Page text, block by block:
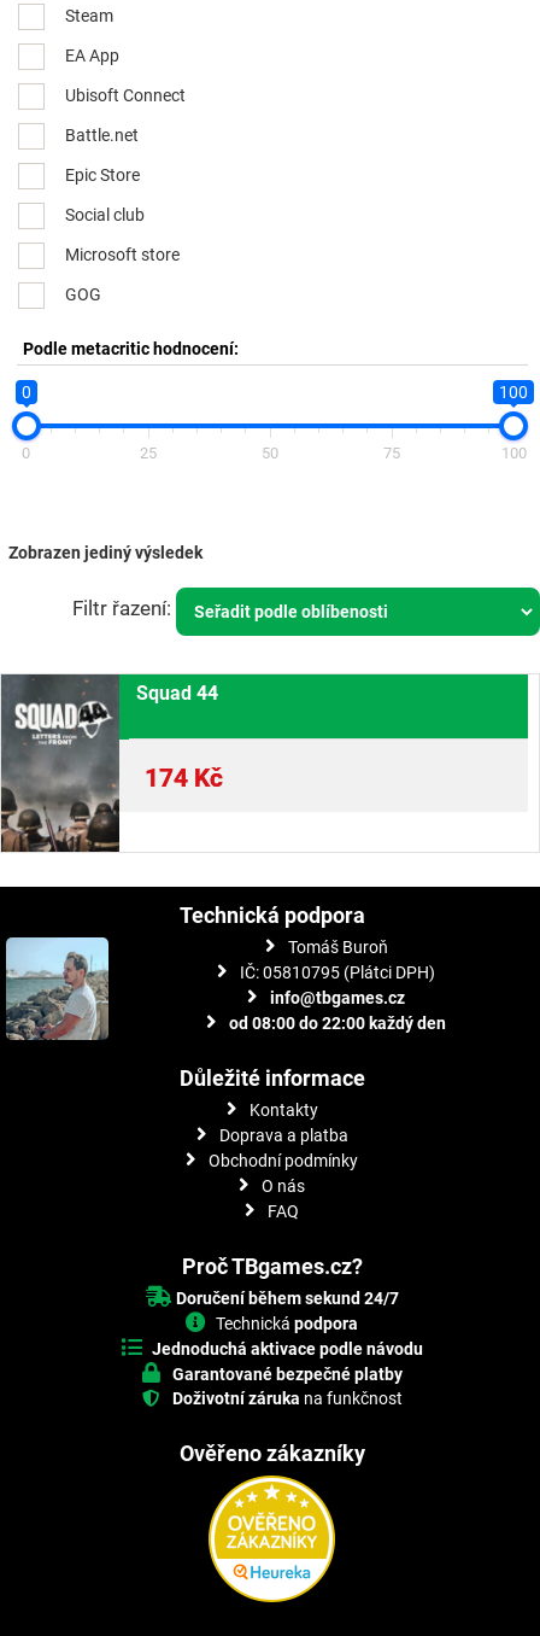
Steam
EA App
Ubisoft Connect
Battle.net
Epic Store
Social club
Microsoft store
GOG
Podle metacritic hodnocení:
0 100
0 25 50 75 100
Zobrazen jediný výsledek
Squad 44
174 Kč
Technická podpora
Tomáš Buroň
IČ: 05810795 (Plátci DPH)
info@tbgames.cz
od 08:00 do 22:00 každý den
Důležité informace
Kontakty
Doprava a platba
Obchodní podmínky
O nás
FAQ
Proč TBgames.cz?
Doručení během sekund 24/7
Technickápodpora
Jednoduchá aktivace podle návodu
Garantované bezpečné platby
Doživotní záruka na funkčnost
Ověřeno zákazníky